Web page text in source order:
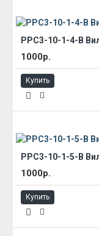
1000р.
Купить
1000р.
Купить